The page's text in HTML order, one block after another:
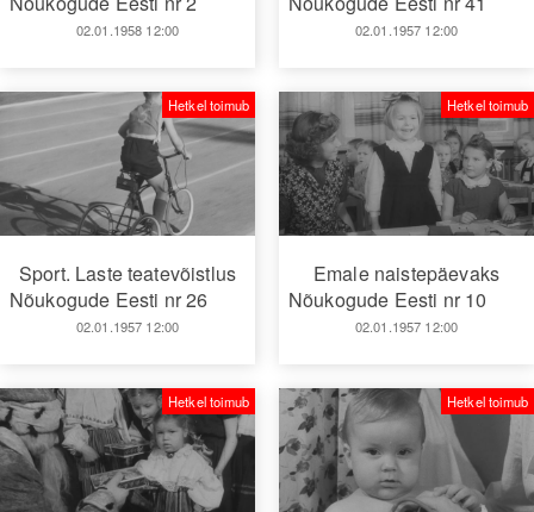
02.01.1958 12:00 02.01.1957 12:00
Sport. Laste teatevõistlus
Nõukogude Eesti nr 26
02.01.1957 12:00
Hetkel toimub
Emale naistepäevaks
Nõukogude Eesti nr 10
02.01.1957 12:00
Hetkel toimub
Hetkel toimub Hetkel toimub